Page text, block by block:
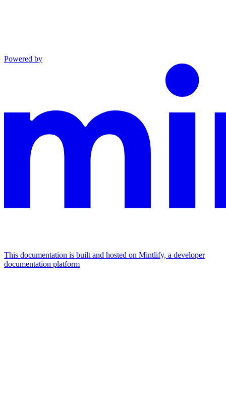
Powered by
This documentation is built and hosted on Mintlify, a developer
documentation platform